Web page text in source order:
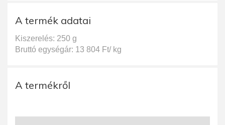
A termék adatai
Kiszerelés: 250 g
Bruttó egységár: 13 804 Ft/ kg
A termékről